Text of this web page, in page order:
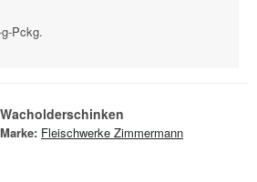
Pckg.
Wacholderschinken
Marke: Fleischwerke Zimmermann